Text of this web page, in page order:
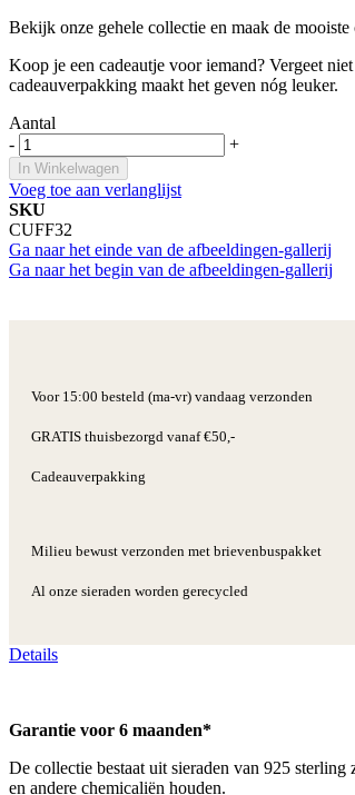
Bekijk onze gehele collectie en maak de
Koop je een cadeautje voor iemand? Vergeet
cadeauverpakking maakt het geven nóg leuker.
Aantal
-
+
In Winkelwagen
Voeg toe aan verlanglijst
SKU
CUFF32
Ga naar het einde van de afbeeldingen-gallerij
Ga naar het begin van de afbeeldingen-gallerij
Voor 15:00 besteld (ma-vr) vandaag verzonden
GRATIS thuisbezorgd vanaf €50,-
Cadeauverpakking
Milieu bewust verzonden met brievenbuspakket
Al onze sieraden worden gerecycled
Details
Garantie voor 6 maanden*
De collectie bestaat uit sieraden van 925
en andere chemicaliën houden.